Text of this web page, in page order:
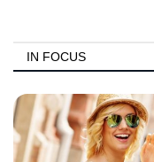
IN FOCUS